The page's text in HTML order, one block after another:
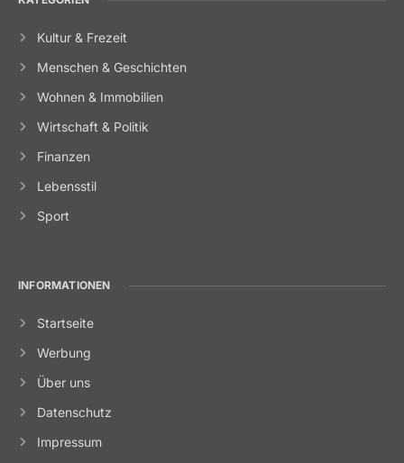
Kultur & Frezeit
Menschen & Geschichten
Wohnen & Immobilien
Wirtschaft & Politik
Finanzen
Lebensstil
Sport
INFORMATIONEN
Startseite
Werbung
Über uns
Datenschutz
Impressum